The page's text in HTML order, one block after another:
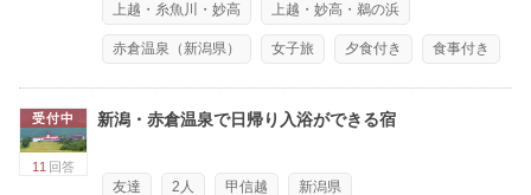
上越・糸魚川・妙高 上越・妙高・鵜の浜
赤倉温泉（新潟県） 女子旅 夕食付き 食事付き
受付中
11 回答
新潟・赤倉温泉で日帰り入浴ができる宿
友達 2人 甲信越 新潟県